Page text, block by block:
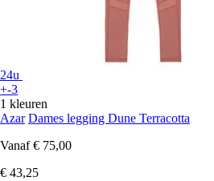
24u
+-3
1 kleuren
Azar Dames legging Dune Terracotta
Vanaf € 75,00
€ 43,25